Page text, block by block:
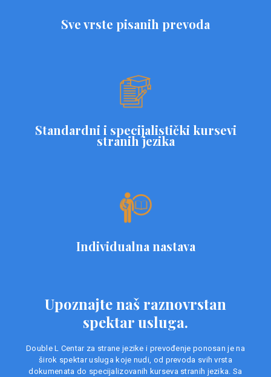
Sve vrste pisanih prevoda
Standardni i specijalistički kursevi
stranih jezika
Individualna nastava
Upoznajte naš raznovrstan
spektar usluga.
Double L Centar za strane jezike i prevođenje ponosan je na
širok spektar usluga koje nudi, od prevoda svih vrsta
dokumenata do specijalizovanih kurseva stranih jezika. Sa